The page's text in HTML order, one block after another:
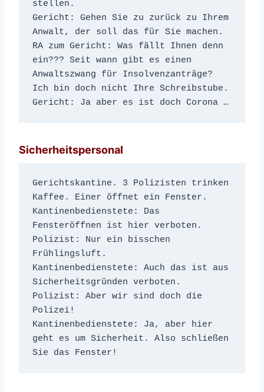
stellen.
Gericht: Gehen Sie zu zurück zu Ihrem
Anwalt, der soll das für Sie machen.
RA zum Gericht: Was fällt Ihnen denn
ein??? Seit wann gibt es einen
Anwaltszwang für Insolvenzanträge?
Ich bin doch nicht Ihre Schreibstube.
Gericht: Ja aber es ist doch Corona …
Sicherheitspersonal
Gerichtskantine. 3 Polizisten trinken
Kaffee. Einer öffnet ein Fenster.
Kantinenbedienstete: Das
Fensteröffnen ist hier verboten.
Polizist: Nur ein bisschen
Frühlingsluft.
Kantinenbedienstete: Auch das ist aus
Sicherheitsgründen verboten.
Polizist: Aber wir sind doch die
Polizei!
Kantinenbedienstete: Ja, aber hier
geht es um Sicherheit. Also schließen
Sie das Fenster!